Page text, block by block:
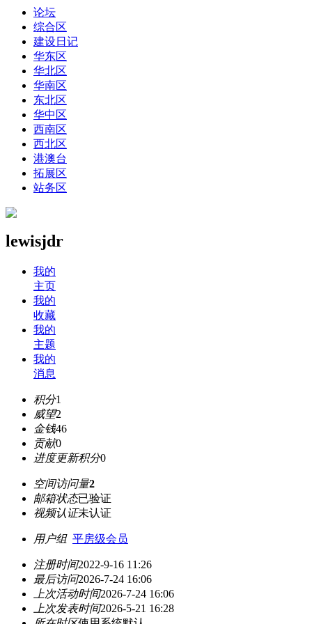
论坛
综合区
建设日记
华东区
华北区
华南区
东北区
华中区
西南区
西北区
港澳台
拓展区
站务区
lewisjdr
我的
主页
我的
收藏
我的
主题
我的
消息
积分1
威望2
金钱46
贡献0
进度更新积分0
空间访问量2
邮箱状态已验证
视频认证未认证
用户组 平房级会员
注册时间2022-9-16 11:26
最后访问2026-7-24 16:06
上次活动时间2026-7-24 16:06
上次发表时间2026-5-21 16:28